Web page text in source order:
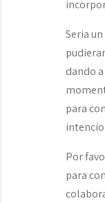
Seria
dando
para
Por
para